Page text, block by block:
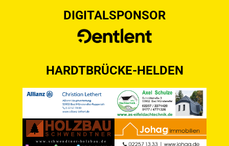
DIGITALSPONSOR
HARDTBRÜCKE-HELDEN